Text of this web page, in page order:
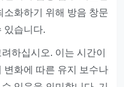
소화하기 위해 방음 창문
있습니다.
하십시오. 이는 시간이
변화에 따른 유지 보수나